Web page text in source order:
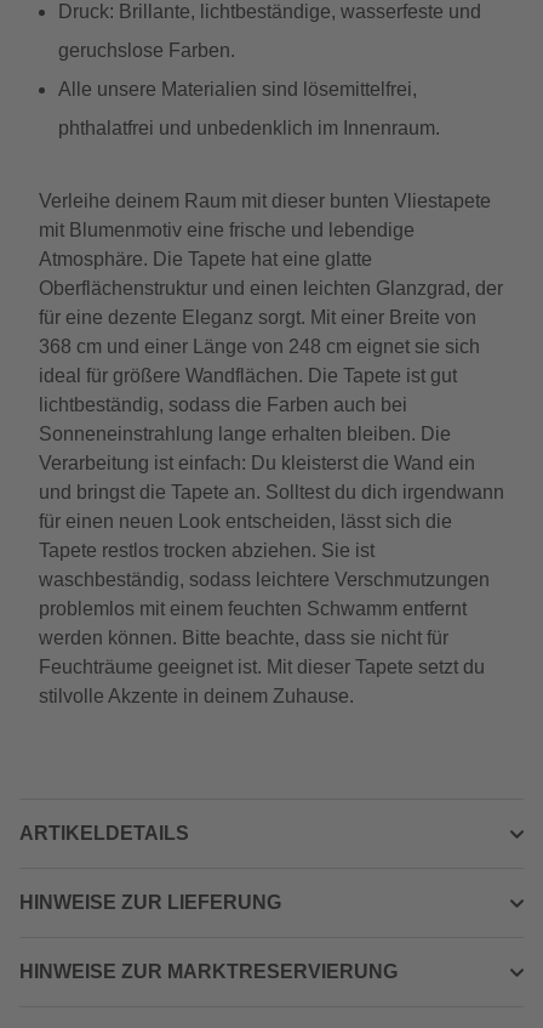
Druck: Brillante, lichtbeständige, wasserfeste und
geruchslose Farben.
Alle unsere Materialien sind lösemittelfrei,
phthalatfrei und unbedenklich im Innenraum.
Verleihe deinem Raum mit dieser bunten Vliestapete
mit Blumenmotiv eine frische und lebendige
Atmosphäre. Die Tapete hat eine glatte
Oberflächenstruktur und einen leichten Glanzgrad, der
für eine dezente Eleganz sorgt. Mit einer Breite von
368 cm und einer Länge von 248 cm eignet sie sich
ideal für größere Wandflächen. Die Tapete ist gut
lichtbeständig, sodass die Farben auch bei
Sonneneinstrahlung lange erhalten bleiben. Die
Verarbeitung ist einfach: Du kleisterst die Wand ein
und bringst die Tapete an. Solltest du dich irgendwann
für einen neuen Look entscheiden, lässt sich die
Tapete restlos trocken abziehen. Sie ist
waschbeständig, sodass leichtere Verschmutzungen
problemlos mit einem feuchten Schwamm entfernt
werden können. Bitte beachte, dass sie nicht für
Feuchträume geeignet ist. Mit dieser Tapete setzt du
stilvolle Akzente in deinem Zuhause.
ARTIKELDETAILS
HINWEISE ZUR LIEFERUNG
HINWEISE ZUR MARKTRESERVIERUNG